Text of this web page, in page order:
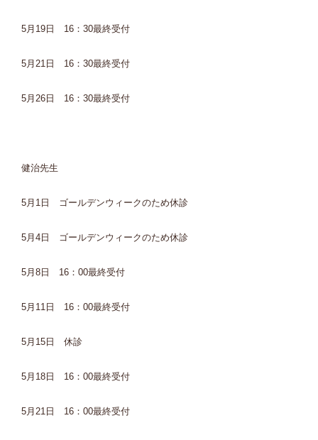
5月19日 16：30最終受付
5月21日 16：30最終受付
5月26日 16：30最終受付
健治先生
5月1日 ゴールデンウィークのため休診
5月4日 ゴールデンウィークのため休診
5月8日 16：00最終受付
5月11日 16：00最終受付
5月15日 休診
5月18日 16：00最終受付
5月21日 16：00最終受付